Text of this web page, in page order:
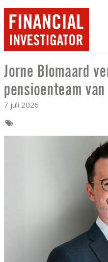
JORNE
Jorne Blomaard
pensioenteam
7 juli 2026